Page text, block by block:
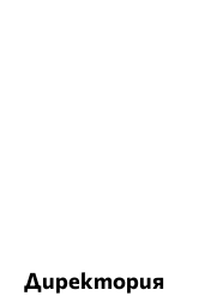
Директория